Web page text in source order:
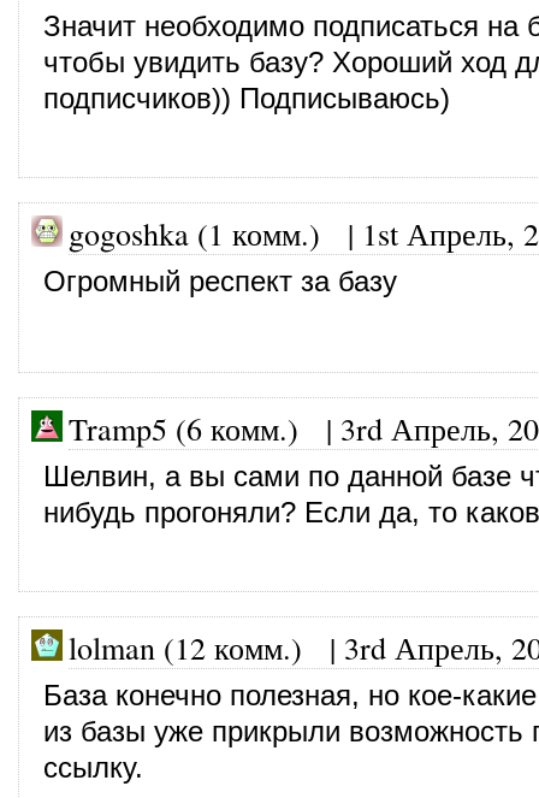
Значит необходимо подписаться на
чтобы увидить базу? Хороший ход
подписчиков)) Подписываюсь)
gogoshka (1 комм.) | 1st Апрель,
Огромный респект за базу
Tramp5 (6 комм.) | 3rd Апрель,
Шелвин, а вы сами по данной базе
нибудь прогоняли? Если да, то
lolman (12 комм.) | 3rd Апрель,
База конечно полезная, но кое-
из базы уже прикрыли возможность
ссылку.